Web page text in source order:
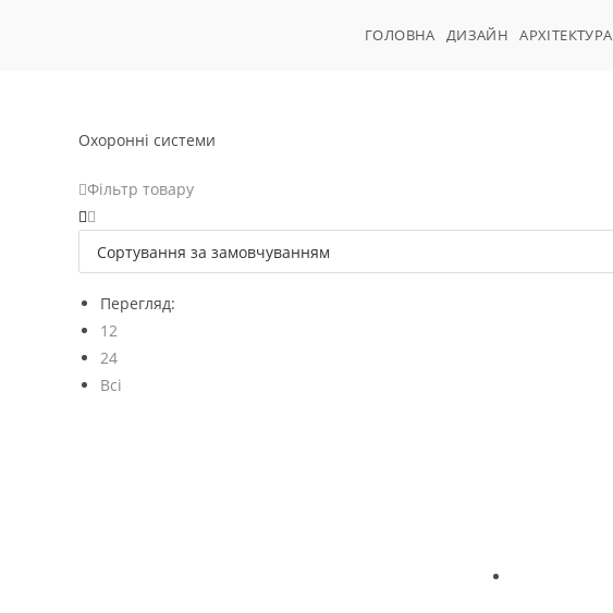
ГОЛОВНА ДИЗАЙН АРХІТЕКТУРА
Охоронні системи
Фільтр товару
Перегляд:
12
24
Всі